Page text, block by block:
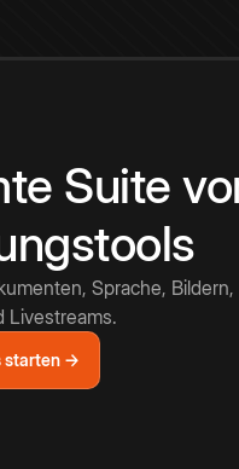
Suite
Sprache,
Livestreams.
starten →